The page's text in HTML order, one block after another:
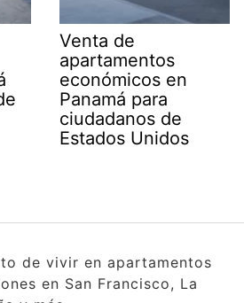
Venta de
apartamentos
económicos en
Panamá para
ciudadanos de
Estados Unidos
de vivir en apartamentos
en San Francisco, La